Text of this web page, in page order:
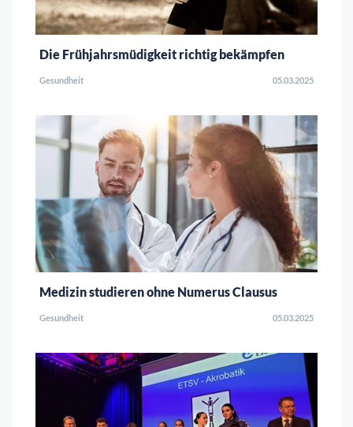
Die Frühjahrsmüdigkeit richtig bekämpfen
Gesundheit 05.03.2025
Medizin studieren ohne Numerus Clausus
Gesundheit 05.03.2025